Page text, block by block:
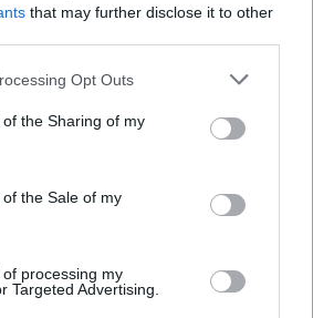
that may further disclose it to other
Opt Outs
the Sharing of my
the Sale of my
processing my
Targeted Advertising.
eivät mene katsomaan dubattuja
ranskaksi tekstitettyjä
elokuvateatteri on
on modernissa, Frank
rakennuksessa, ja siellä on
näytetään esimerkiksi eri ohjaajien
ja siellä on kaikenlaisia teemoja ja